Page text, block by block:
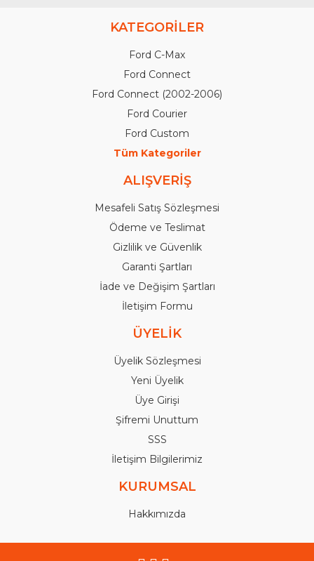
KATEGORİLER
Ford C-Max
Ford Connect
Ford Connect (2002-2006)
Ford Courier
Ford Custom
Tüm Kategoriler
ALIŞVERİŞ
Mesafeli Satış Sözleşmesi
Ödeme ve Teslimat
Gizlilik ve Güvenlik
Garanti Şartları
İade ve Değişim Şartları
İletişim Formu
ÜYELİK
Üyelik Sözleşmesi
Yeni Üyelik
Üye Girişi
Şifremi Unuttum
SSS
İletişim Bilgilerimiz
KURUMSAL
Hakkımızda